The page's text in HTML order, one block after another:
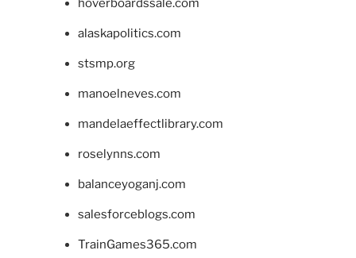
hoverboardssale.com
alaskapolitics.com
stsmp.org
manoelneves.com
mandelaeffectlibrary.com
roselynns.com
balanceyoganj.com
salesforceblogs.com
TrainGames365.com